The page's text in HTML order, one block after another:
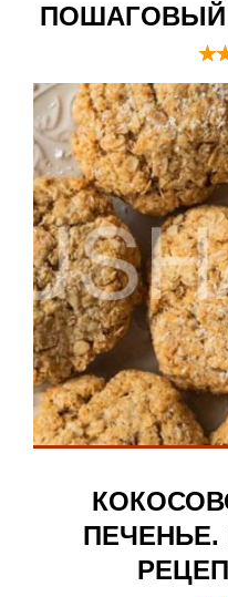
ПОШАГОВЫЙ